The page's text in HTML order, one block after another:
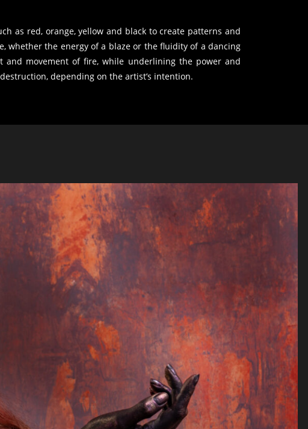
as red, orange, yellow and black to create patterns and
whether the energy of a blaze or the fluidity of a dancing
and movement of fire, while underlining the power and
depending on the artist’s intention.